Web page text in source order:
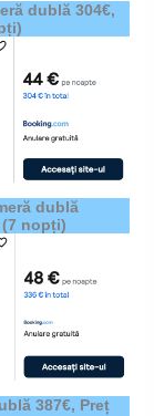
dublă 304€,
dublă
nopți)
387€, Preț